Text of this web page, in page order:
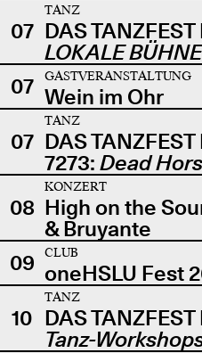
07
TANZ
DAS
LOKALE BÜHNE
07
GASTVERANSTALTUNG
Wein im Ohr
07
TANZ
DAS
7273: Dead
08
KONZERT
High on the
& Bruyante
09
CLUB
oneHSLU Fest
10
TANZ
DAS
Tanz-